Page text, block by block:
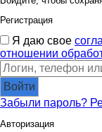
Регистрация
Я даю свое
отношении
Войти
Забыли пароль?
Авторизация